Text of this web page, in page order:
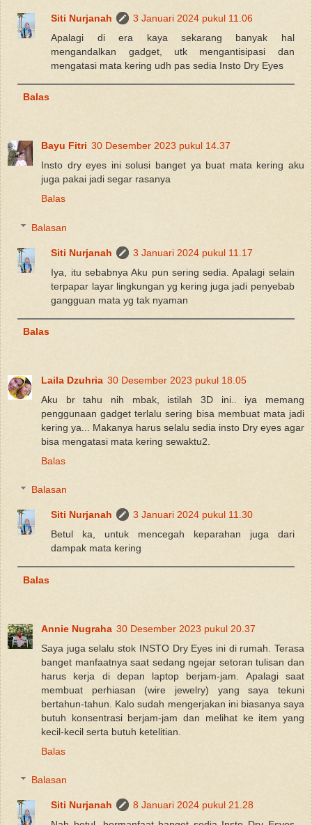
Siti Nurjanah
3 Januari 2024 pukul 11.06
Apalagi di era kaya sekarang banyak hal
mengandalkan gadget, utk mengantisipasi dan
mengatasi mata kering udh pas sedia Insto Dry Eyes
Balas
Bayu Fitri 30 Desember 2023 pukul 14.37
Insto dry eyes ini solusi banget ya buat mata kering aku
juga pakai jadi segar rasanya
Balas
Balasan
Siti Nurjanah
3 Januari 2024 pukul 11.17
Iya, itu sebabnya Aku pun sering sedia. Apalagi selain
terpapar layar lingkungan yg kering juga jadi penyebab
gangguan mata yg tak nyaman
Balas
Laila Dzuhria 30 Desember 2023 pukul 18.05
Aku br tahu nih mbak, istilah 3D ini.. iya memang
penggunaan gadget terlalu sering bisa membuat mata jadi
kering ya... Makanya harus selalu sedia insto Dry eyes agar
bisa mengatasi mata kering sewaktu2.
Balas
Balasan
Siti Nurjanah
3 Januari 2024 pukul 11.30
Betul ka, untuk mencegah keparahan juga dari
dampak mata kering
Balas
Annie Nugraha 30 Desember 2023 pukul 20.37
Saya juga selalu stok INSTO Dry Eyes ini di rumah. Terasa
banget manfaatnya saat sedang ngejar setoran tulisan dan
harus kerja di depan laptop berjam-jam. Apalagi saat
membuat perhiasan (wire jewelry) yang saya tekuni
bertahun-tahun. Kalo sudah mengerjakan ini biasanya saya
butuh konsentrasi berjam-jam dan melihat ke item yang
kecil-kecil serta butuh ketelitian.
Balas
Balasan
Siti Nurjanah
8 Januari 2024 pukul 21.28